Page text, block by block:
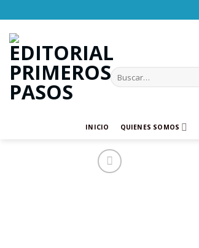
to
content
Buscar
por:
INICIO QUIENES SOMOS